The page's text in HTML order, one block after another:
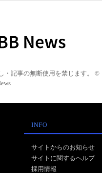
・記事の無断使用を禁じます。 ©
INFO
サイトからのお知らせ
サイトに関するヘルプ
採用情報